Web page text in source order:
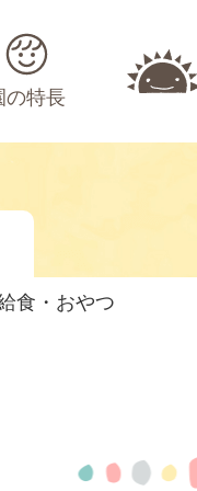
の特長
食・おやつ